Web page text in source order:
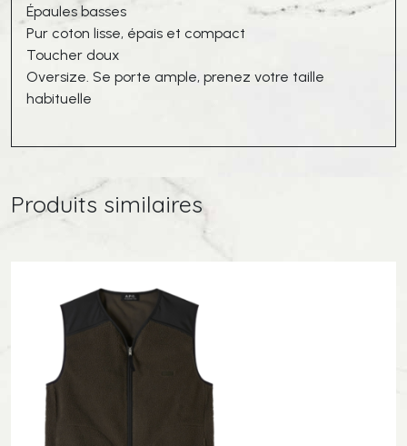
Épaules basses
Pur coton lisse, épais et compact
Toucher doux
Oversize. Se porte ample, prenez votre taille
habituelle
Produits similaires